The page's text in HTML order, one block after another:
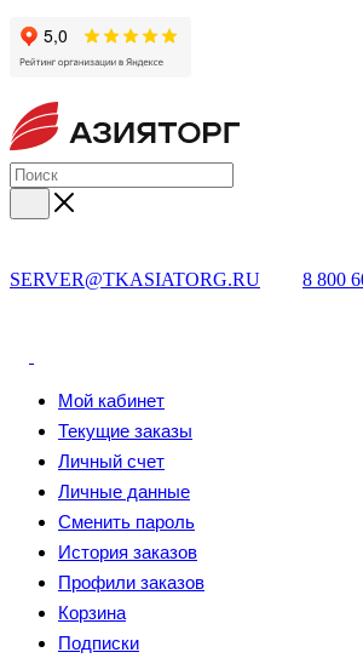
SERVER@TKASIATORG.RU 8 800
Мой кабинет
Текущие заказы
Личный счет
Личные данные
Сменить пароль
История заказов
Профили заказов
Корзина
Подписки